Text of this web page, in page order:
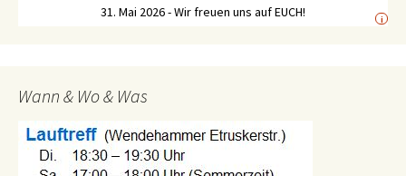
31. Mai 2026 - Wir freuen uns auf EUCH! i
Wann & Wo & Was